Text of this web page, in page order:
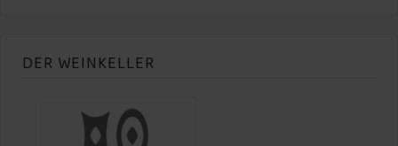
DER WEINKELLER